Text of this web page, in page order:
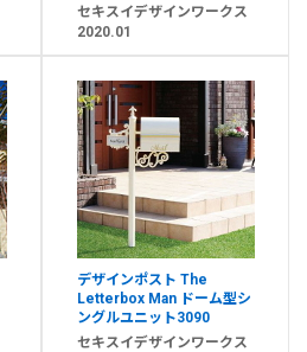
セキスイデザインワークス
2020.01
デザインポスト The
Letterbox Man ドーム型シ
ングルユニット3090
セキスイデザインワークス